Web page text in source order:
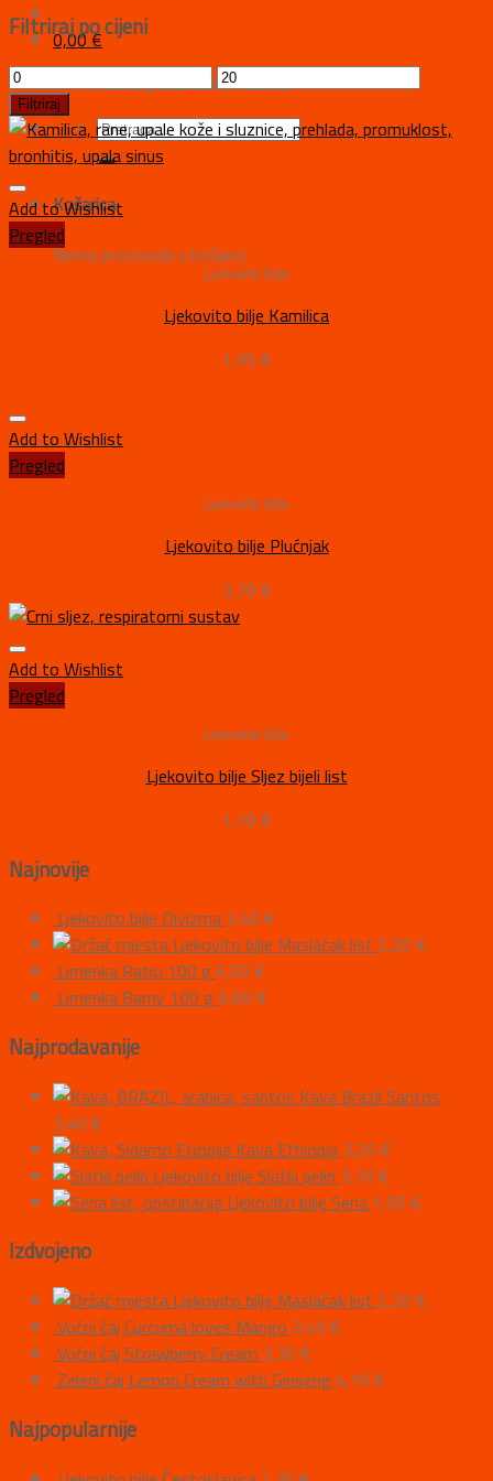
0,00€
Nema proizvoda u košarici.
Košarica
Nema proizvoda u košarici.
Filtriraj po cijeni
Filtriraj
Add to Wishlist
Pregled
Ljekovito bilje
Ljekovito bilje Kamilica
1,95 €
Add to Wishlist
Pregled
Ljekovito bilje
Ljekovito bilje Plućnjak
3,70 €
Add to Wishlist
Pregled
Ljekovito bilje
Ljekovito bilje Sljez bijeli list
1,70 €
Najnovije
Ljekovito bilje Divizma 3,40 €
Ljekovito bilje Maslačak list 2,20 €
Limenka Ratio 100 g 6,00 €
Limenka Barny 100 g 6,60 €
Najprodavanije
Kava Brazil Santos
3,40 €
Kava Ethiopia 3,20 €
Ljekovito bilje Slatki pelin 3,70 €
Ljekovito bilje Sena 1,50 €
Izdvojeno
Ljekovito bilje Maslačak list 2,20 €
Voćni čaj Curcuma loves Mango 3,40 €
Voćni čaj Strawberry Cream 3,30 €
Zeleni čaj Lemon Cream with Ginseng 4,70 €
Najpopularnije